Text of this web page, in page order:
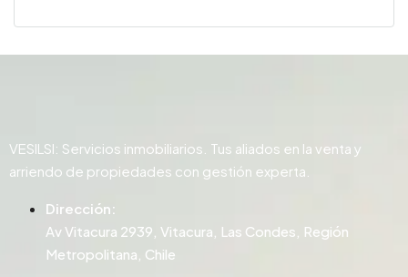
VESILSI: Servicios inmobiliarios. Tus aliados en la venta y
arriendo de propiedades con gestión experta.
Dirección:
Av Vitacura 2939, Vitacura, Las Condes, Región
Metropolitana, Chile